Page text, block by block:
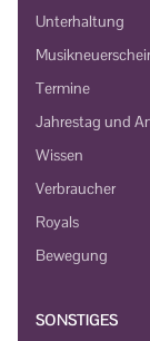
Unterhaltung
Termine
Jahrestag und
Wissen
Verbraucher
Royals
Bewegung
SONSTIGES